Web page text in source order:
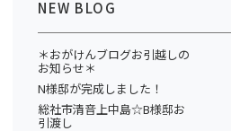
NEW BLOG
＊おがけんブログお引越しの
お知らせ＊
N様邸が完成しました！
総社市清音上中島☆B様邸お
引渡し